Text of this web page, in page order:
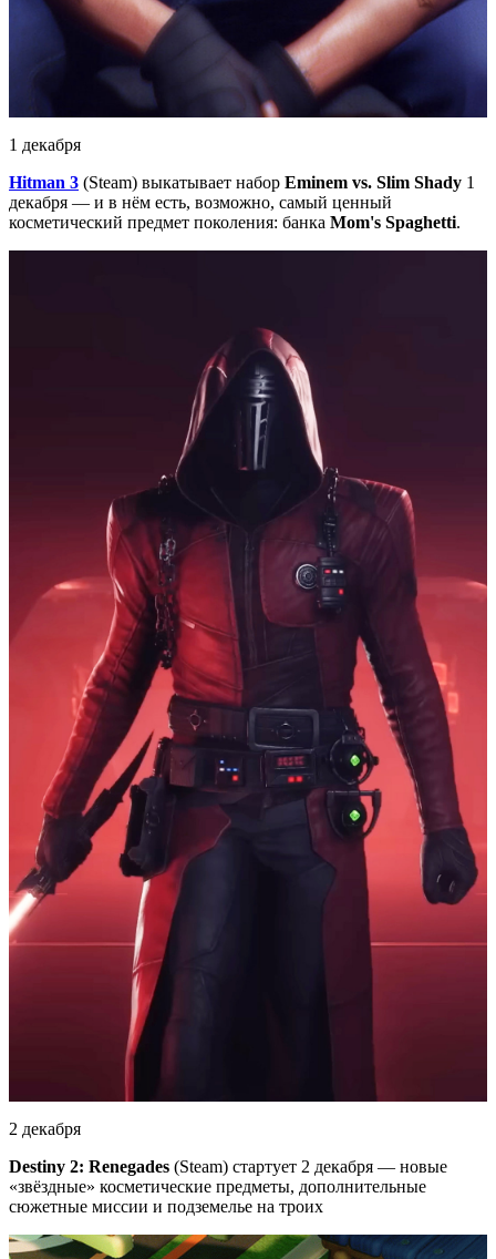
1 декабря
Hitman 3 (Steam) выкатывает набор Eminem vs. Slim Shady 1
декабря — и в нём есть, возможно, самый ценный
косметический предмет поколения: банка Mom's Spaghetti.
2 декабря
Destiny 2: Renegades (Steam) стартует 2 декабря — новые
«звёздные» косметические предметы, дополнительные
сюжетные миссии и подземелье на троих